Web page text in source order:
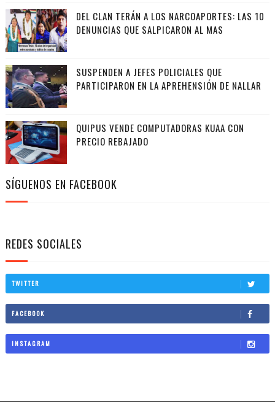
DEL CLAN TERÁN A LOS NARCOAPORTES: LAS 10
DENUNCIAS QUE SALPICARON AL MAS
SUSPENDEN A JEFES POLICIALES QUE
PARTICIPARON EN LA APREHENSIÓN DE NALLAR
QUIPUS VENDE COMPUTADORAS KUAA CON
PRECIO REBAJADO
SÍGUENOS EN FACEBOOK
REDES SOCIALES
TWITTER
FACEBOOK
INSTAGRAM